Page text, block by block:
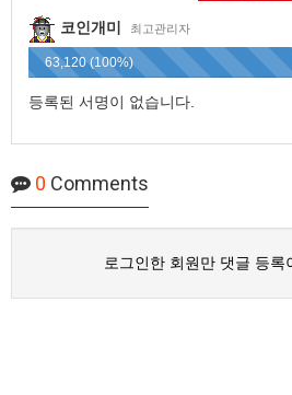
코인개미 최고관리자
63,120 (100%)
등록된 서명이 없습니다.
0 Comments
로그인한 회원만 댓글 등록